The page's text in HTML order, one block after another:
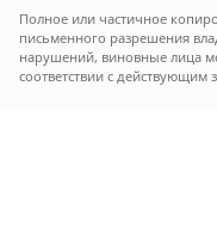
Полное или частичное
письменного разрешения
нарушений, виновные лица
соответствии с действующим